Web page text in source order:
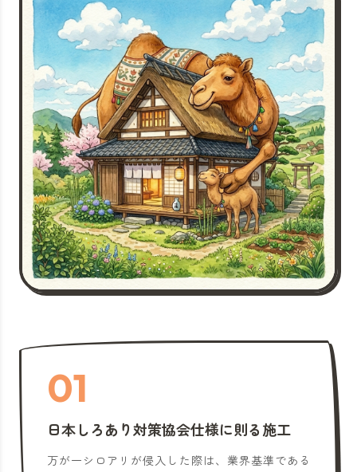
01
日本しろあり対策協会仕様に則る施工
万が一シロアリが侵入した際は、業界基準である